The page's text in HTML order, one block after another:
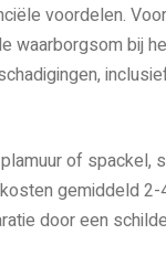
voordelen.
waarborgsom bij
of spackel,
gemiddeld 2-
door een